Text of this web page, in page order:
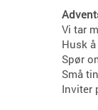
Vi tar
Husk
Spør
Små
Inviter